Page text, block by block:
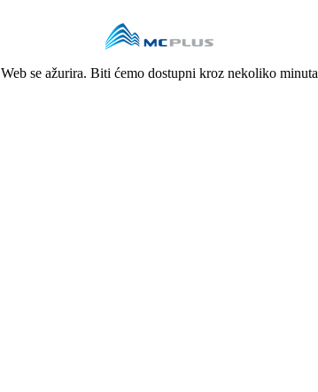
Web se ažurira. Biti ćemo dostupni kroz nekoliko minuta